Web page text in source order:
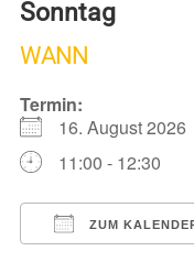
Sonntag
WANN
Termin:
16. August 2026
11:00 - 12:30
ZUM